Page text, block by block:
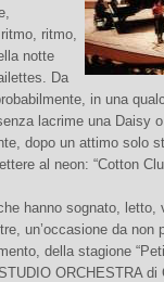
ritmo,
notte
Da
in una
lacrime una Daisy
dopo un attimo solo
al neon: “Cotton
hanno sognato,
un’occasione da non
della stagione
ORCHESTRA